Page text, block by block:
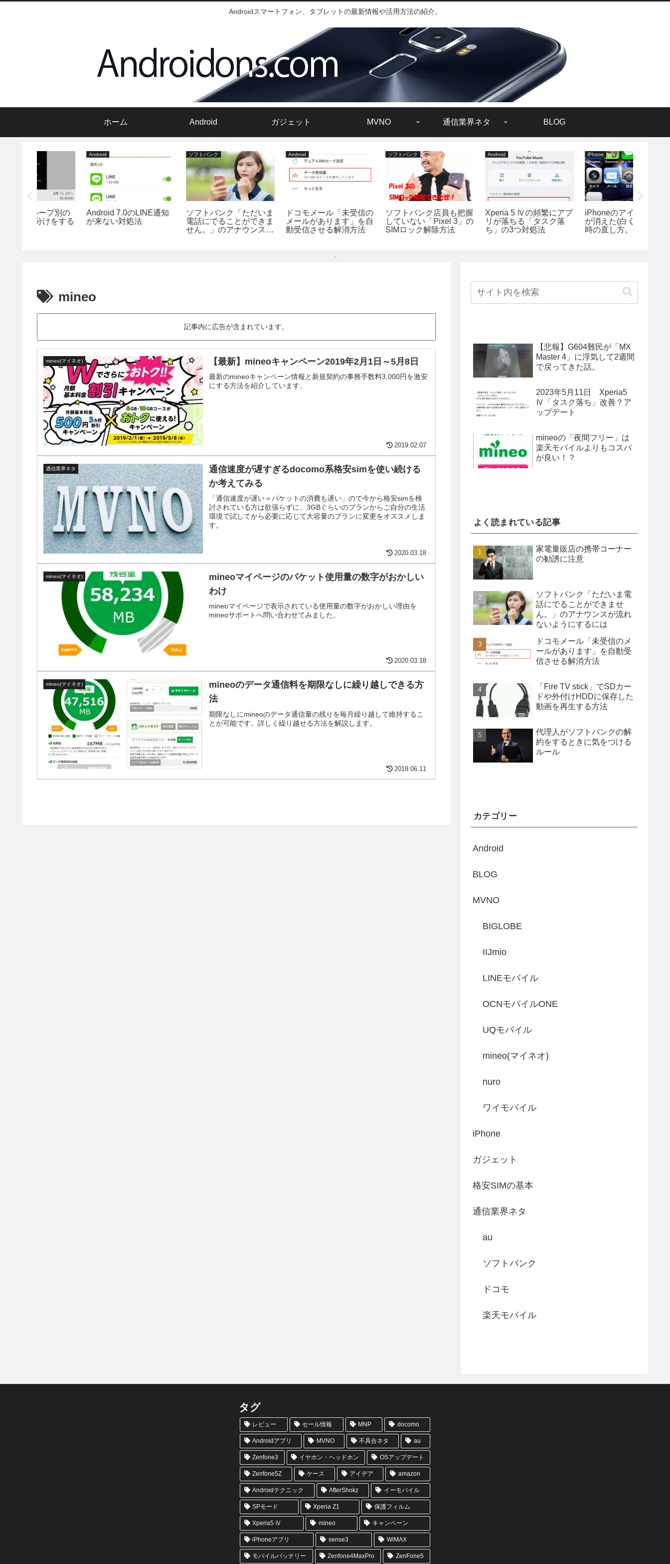
Androidスマートフォン、タブレットの最新情報や活用方法の紹介。
ホーム Android ガジェット MVNO 通信業界ネタ BLOG
Android 7.0のLINE通知
が来ない対処法
ソフトバンク「ただいま
電話にでることができま
せん。」のアナウンスが
Android
ドコモメール「未受信の
メールがあります」を自
動受信させる解消方法
ソフトバンク店員も把握
していない「Pixel 3」の
SIMロック解除方法
Android
Xperia 5 Ⅳの頻繁にアプ
リが落ちる「タスク落
ち」の3つ対処法
iPhoneのアイコンの絵
が消えた(白くなってる)
時の直し方。
mineo
記事内に広告が含まれています。
mineo(マイネオ) 【最新】mineoキャンペーン2019年2月1日～5月8日
最新のmineoキャンペーン情報と新規契約の事務手数料3,000円を激安
にする方法を紹介しています。
2019.02.07
通信業界ネタ
通信速度が遅すぎるdocomo系格安simを使い続ける
か考えてみる
「通信速度が遅い＝パケットの消費も遅い」ので今から格安simを検
討されている方は欲張らずに、3GBぐらいのプランからご自分の生活
環境で試してから必要に応じて大容量のプランに変更をオススメしま
す。
2020.03.18
mineo(マイネオ)
mineoマイページのパケット使用量の数字がおかしい
わけ
mineoマイページで表示されている使用量の数字がおかしい理由を
mineoサポートへ問い合わせてみました。
2020.03.18
mineo(マイネオ)
mineoのデータ通信料を期限なしに繰り越しできる方
法
期限なしにmineoのデータ通信量の残りを毎月繰り越して維持するこ
とが可能です。詳しく繰り越せる方法を解説します。
2019.06.11
【悲報】G604難民が「MX
Master 4」に浮気して2週間
で戻ってきた話。
2023年5月11日 Xperia5
Ⅳ「タスク落ち」改善？ア
ップデート
mineoの「夜間フリー」は
楽天モバイルよりもコスパ
が良い！？
よく読まれている記事
家電量販店の携帯コーナー
の勧誘に注意
ソフトバンク「ただいま電
話にでることができませ
ん。」のアナウンスが流れ
ないようにするには
ドコモメール「未受信のメ
ールがあります」を自動受
信させる解消方法
「Fire TV stick」でSDカー
ドや外付けHDDに保存した
動画を再生する方法
代理人がソフトバンクの解
約をするときに気をつける
ルール
カテゴリー
Android
BLOG
MVNO
BIGLOBE
IIJmio
LINEモバイル
OCNモバイルONE
UQモバイル
mineo(マイネオ)
nuro
ワイモバイル
iPhone
ガジェット
格安SIMの基本
通信業界ネタ
au
ソフトバンク
ドコモ
楽天モバイル
タグ
レビュー セール情報 MNP docomo
Androidアプリ MVNO 不具合ネタ au
Zenfone3 イヤホン・ヘッドホン OSアップデート
Zenfone5Z ケース アイデア amazon
Androidテクニック AfterShokz イーモバイル
SPモード Xperia Z1 保護フィルム
Xperia5 Ⅳ mineo キャンペーン
iPhoneアプリ sense3 WiMAX
モバイルバッテリー Zenfone4MaxPro ZenFone5